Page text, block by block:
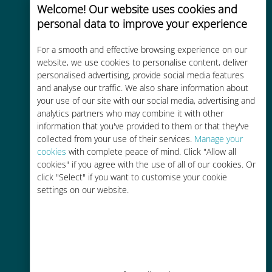
Welcome! Our website uses cookies and
personal data to improve your experience
For a smooth and effective browsing experience on our
website, we use cookies to personalise content, deliver
personalised advertising, provide social media features
and analyse our traffic. We also share information about
your use of our site with our social media, advertising and
analytics partners who may combine it with other
information that you've provided to them or that they've
collected from your use of their services. Manage your
cookies with complete peace of mind. Click "Allow all
cookies" if you agree with the use of all of our cookies. Or
click "Select" if you want to customise your cookie
settings on our website.
Uygun maliyetli
Mevcut operatörünüzle dolaşım
ücretlerinden %90'a kadar daha
ucuz
Kolay doldurma